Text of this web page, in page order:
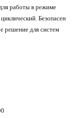
работы в режиме
Безопасен
решение для систем